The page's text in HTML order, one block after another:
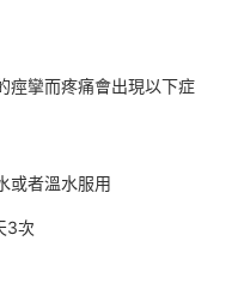
痙攣而疼痛會出現以下症
或者溫水服用
3次